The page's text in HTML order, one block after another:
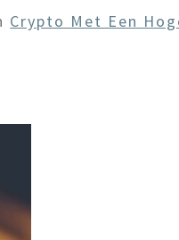
Crypto Met Een